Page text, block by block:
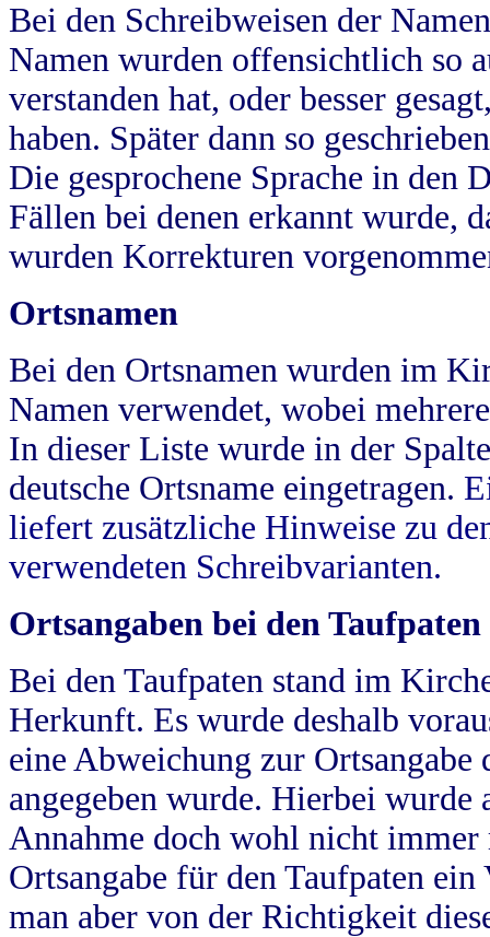
Bei den Schreibweisen der
Namen wurden offensichtlich so
verstanden hat, oder besser
haben. Später dann so
Die gesprochene Sprache in
Fällen bei denen erkannt wurde,
wurden Korrekturen
Ortsnamen
Bei den Ortsnamen wurden im
Namen verwendet, wobei
In dieser Liste wurde in der
deutsche Ortsname eingetragen.
liefert zusätzliche Hinweise zu
verwendeten Schreibvarianten.
Ortsangaben bei den Taufpaten
Bei den Taufpaten stand im
Herkunft. Es wurde deshalb
eine Abweichung zur
angegeben wurde. Hierbei wurde
Annahme doch wohl nicht
Ortsangabe für den Taufpaten
man aber von der Richtigkeit